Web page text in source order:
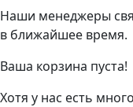
Наши менеджеры
в ближайшее время.
Ваша корзина пуста!
Хотя у нас есть